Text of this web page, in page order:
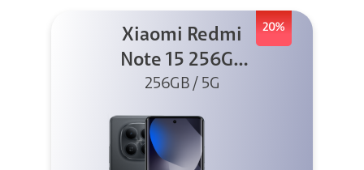
20%
Xiaomi Redmi
Note 15 256GB
5G Negro
256GB / 5G